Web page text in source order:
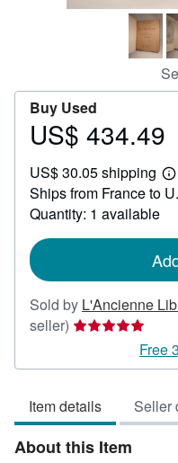
Buy Used
Price
434.49
US$ 434.49
US$ 30.05 shipping
Ships from France to
Quantity: 1 available
Sold by L'Ancienne
seller) Seller
5
of
5
stars
Free
Item details Seller
About this Item